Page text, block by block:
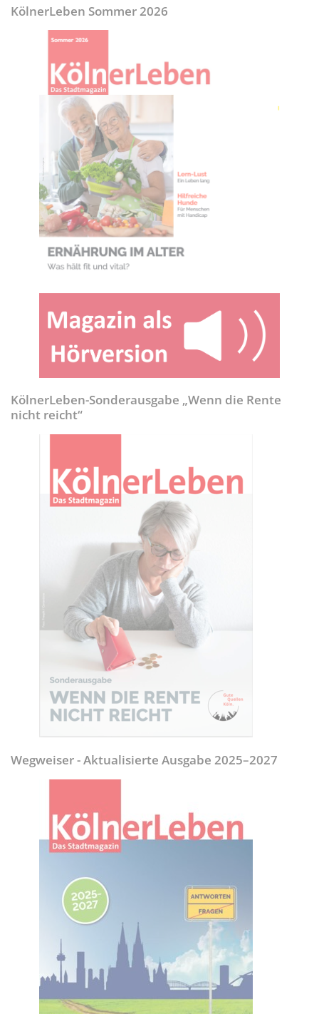
KölnerLeben Sommer 2026
KölnerLeben-Sonderausgabe „Wenn die Rente
nicht reicht“
Wegweiser - Aktualisierte Ausgabe 2025–2027